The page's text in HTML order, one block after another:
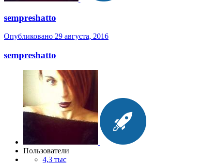
sempreshatto
Опубликовано 29 августа, 2016
sempreshatto
Пользователи
4,3 тыс